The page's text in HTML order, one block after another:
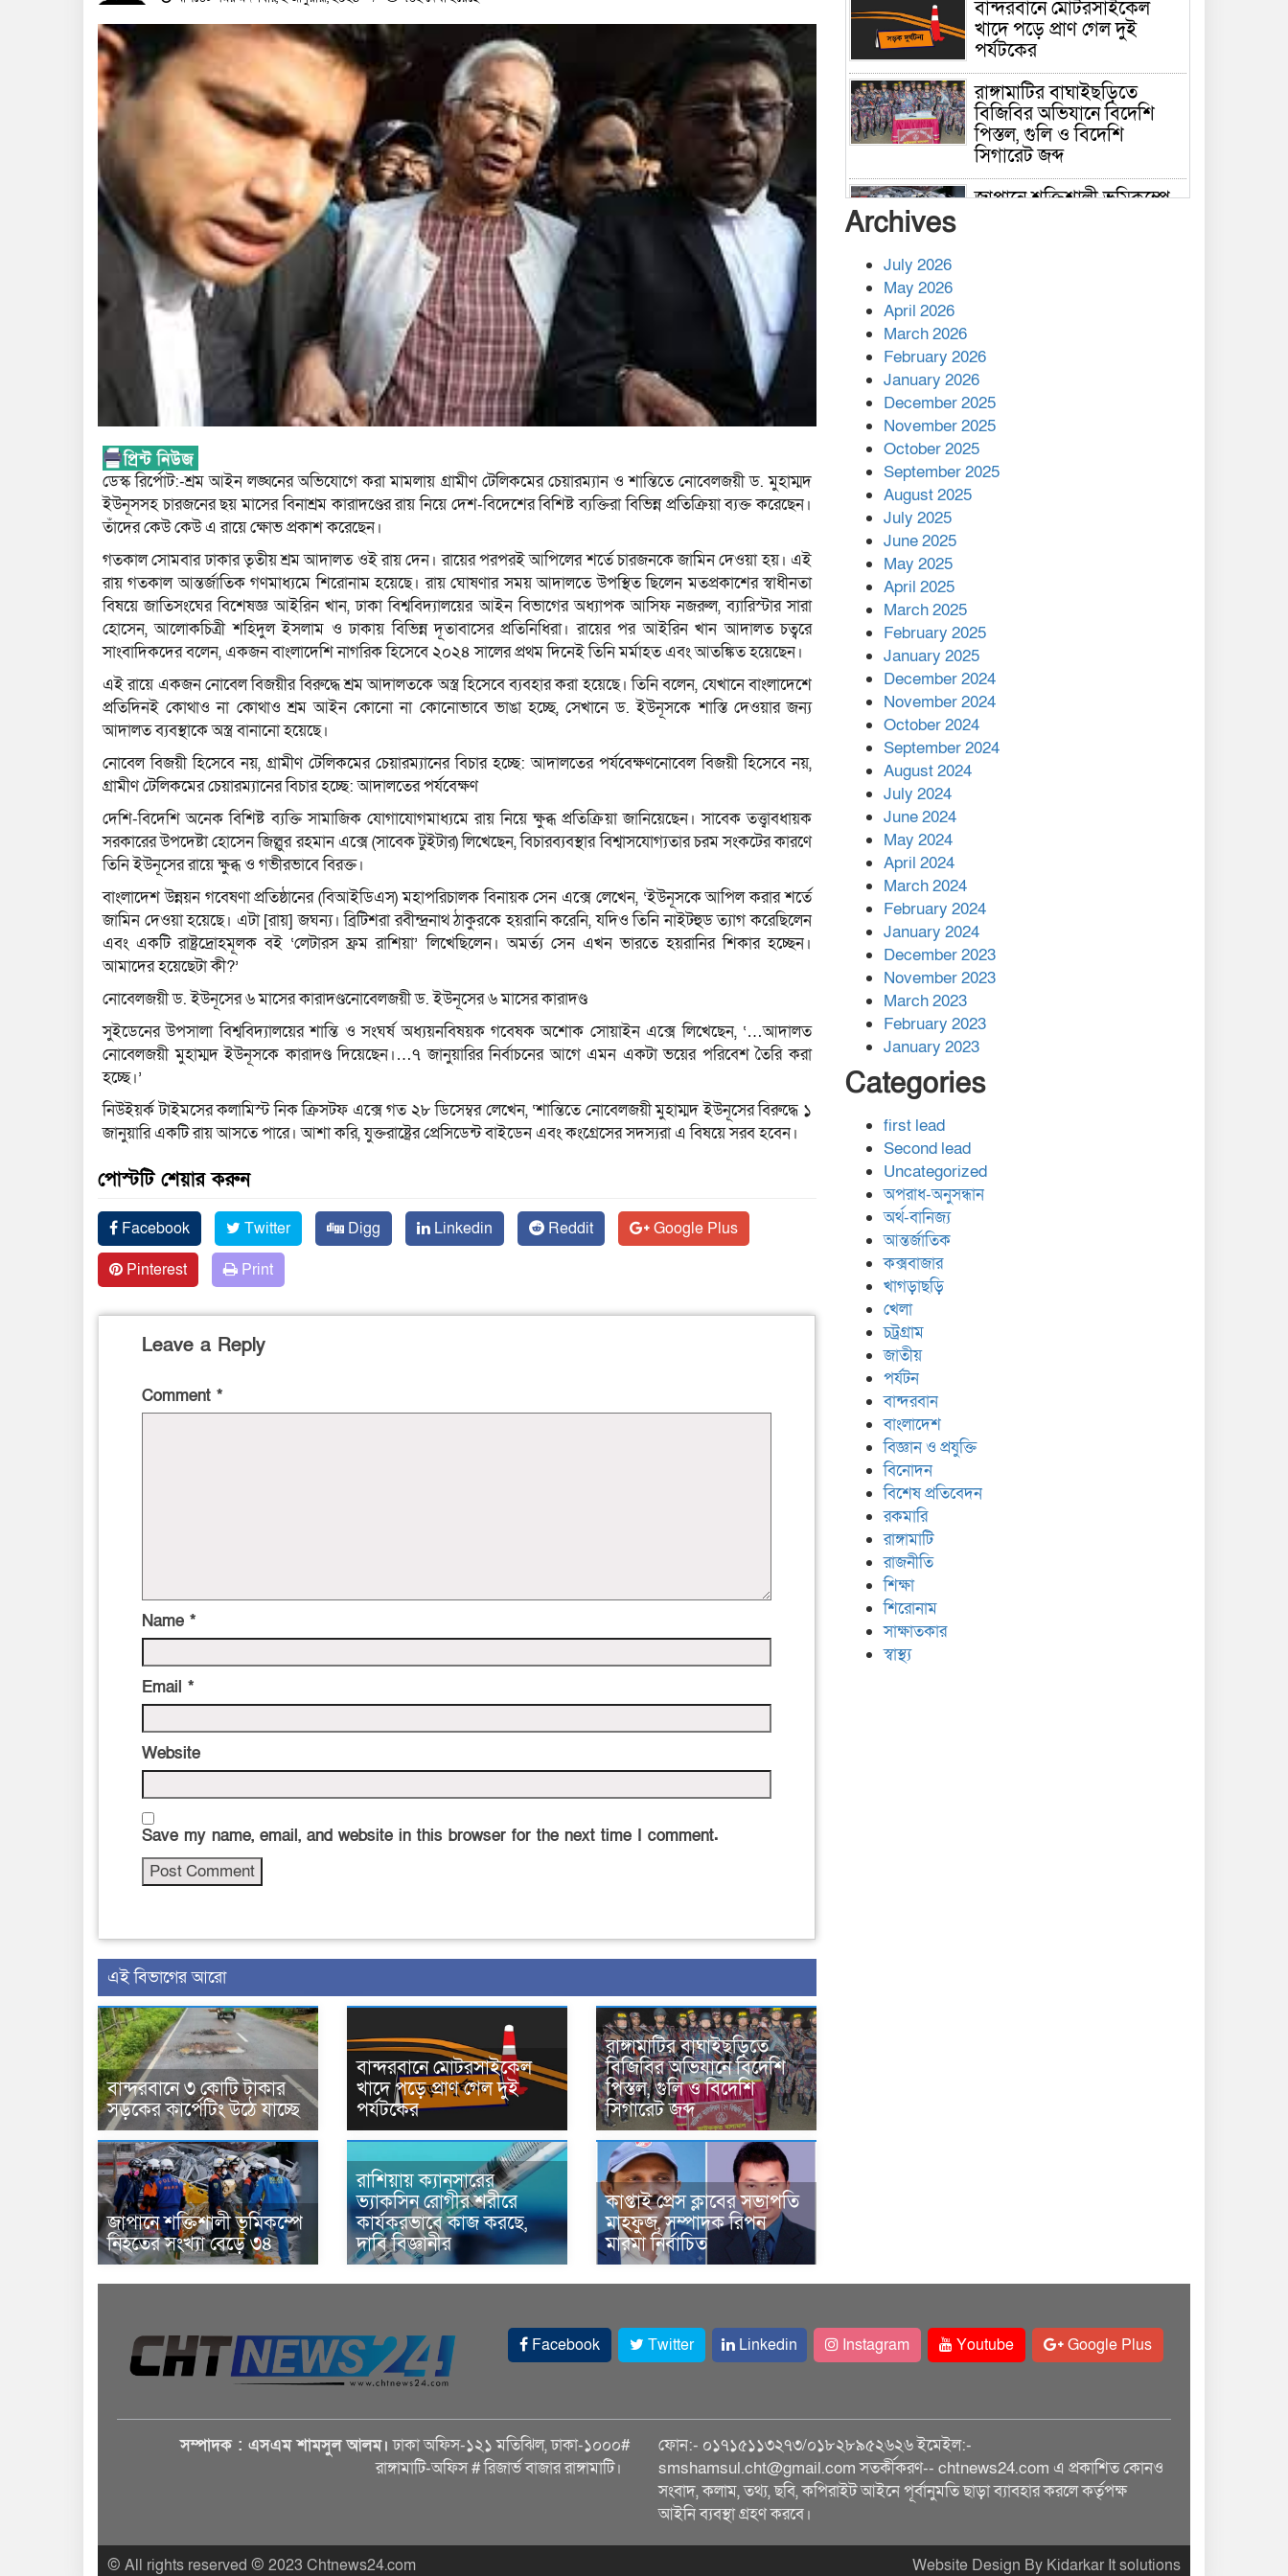
ডেস্ক রির্পোট:-শ্রম আইন লঙ্ঘনের অভিযোগে করা মামলায় গ্রামীণ টেলিকমের চেয়ারম্যান ও শান্তিতে নোবেলজয়ী ড. মুহাম্মদ
ইউনূসসহ চারজনের ছয় মাসের বিনাশ্রম কারাদণ্ডের রায় নিয়ে দেশ-বিদেশের বিশিষ্ট ব্যক্তিরা বিভিন্ন প্রতিক্রিয়া ব্যক্ত করেছেন।
তাঁদের কেউ কেউ এ রায়ে ক্ষোভ প্রকাশ করেছেন।
গতকাল সোমবার ঢাকার তৃতীয় শ্রম আদালত ওই রায় দেন। রায়ের পরপরই আপিলের শর্তে চারজনকে জামিন দেওয়া হয়। এই
রায় গতকাল আন্তর্জাতিক গণমাধ্যমে শিরোনাম হয়েছে। রায় ঘোষণার সময় আদালতে উপস্থিত ছিলেন মতপ্রকাশের স্বাধীনতা
বিষয়ে জাতিসংঘের বিশেষজ্ঞ আইরিন খান, ঢাকা বিশ্ববিদ্যালয়ের আইন বিভাগের অধ্যাপক আসিফ নজরুল, ব্যারিস্টার সারা
হোসেন, আলোকচিত্রী শহিদুল ইসলাম ও ঢাকায় বিভিন্ন দূতাবাসের প্রতিনিধিরা। রায়ের পর আইরিন খান আদালত চত্বরে
সাংবাদিকদের বলেন, একজন বাংলাদেশি নাগরিক হিসেবে ২০২৪ সালের প্রথম দিনেই তিনি মর্মাহত এবং আতঙ্কিত হয়েছেন।
এই রায়ে একজন নোবেল বিজয়ীর বিরুদ্ধে শ্রম আদালতকে অস্ত্র হিসেবে ব্যবহার করা হয়েছে। তিনি বলেন, যেখানে বাংলাদেশে
প্রতিদিনই কোথাও না কোথাও শ্রম আইন কোনো না কোনোভাবে ভাঙা হচ্ছে, সেখানে ড. ইউনূসকে শাস্তি দেওয়ার জন্য
আদালত ব্যবস্থাকে অস্ত্র বানানো হয়েছে।
নোবেল বিজয়ী হিসেবে নয়, গ্রামীণ টেলিকমের চেয়ারম্যানের বিচার হচ্ছে: আদালতের পর্যবেক্ষণনোবেল বিজয়ী হিসেবে নয়,
গ্রামীণ টেলিকমের চেয়ারম্যানের বিচার হচ্ছে: আদালতের পর্যবেক্ষণ
দেশি-বিদেশি অনেক বিশিষ্ট ব্যক্তি সামাজিক যোগাযোগমাধ্যমে রায় নিয়ে ক্ষুব্ধ প্রতিক্রিয়া জানিয়েছেন। সাবেক তত্ত্বাবধায়ক
সরকারের উপদেষ্টা হোসেন জিল্লুর রহমান এক্সে (সাবেক টুইটার) লিখেছেন, বিচারব্যবস্থার বিশ্বাসযোগ্যতার চরম সংকটের কারণে
তিনি ইউনূসের রায়ে ক্ষুব্ধ ও গভীরভাবে বিরক্ত।
বাংলাদেশ উন্নয়ন গবেষণা প্রতিষ্ঠানের (বিআইডিএস) মহাপরিচালক বিনায়ক সেন এক্সে লেখেন, ‘ইউনূসকে আপিল করার শর্তে
জামিন দেওয়া হয়েছে। এটা [রায়] জঘন্য। ব্রিটিশরা রবীন্দ্রনাথ ঠাকুরকে হয়রানি করেনি, যদিও তিনি নাইটহুড ত্যাগ করেছিলেন
এবং একটি রাষ্ট্রদ্রোহমূলক বই ‘লেটারস ফ্রম রাশিয়া’ লিখেছিলেন। অমর্ত্য সেন এখন ভারতে হয়রানির শিকার হচ্ছেন।
আমাদের হয়েছেটা কী?’
নোবেলজয়ী ড. ইউনূসের ৬ মাসের কারাদণ্ডনোবেলজয়ী ড. ইউনূসের ৬ মাসের কারাদণ্ড
সুইডেনের উপসালা বিশ্ববিদ্যালয়ের শান্তি ও সংঘর্ষ অধ্যয়নবিষয়ক গবেষক অশোক সোয়াইন এক্সে লিখেছেন, ‘…আদালত
নোবেলজয়ী মুহাম্মদ ইউনূসকে কারাদণ্ড দিয়েছেন।…৭ জানুয়ারির নির্বাচনের আগে এমন একটা ভয়ের পরিবেশ তৈরি করা
হচ্ছে।’
নিউইয়র্ক টাইমসের কলামিস্ট নিক ক্রিসটফ এক্সে গত ২৮ ডিসেম্বর লেখেন, ‘শান্তিতে নোবেলজয়ী মুহাম্মদ ইউনূসের বিরুদ্ধে ১
জানুয়ারি একটি রায় আসতে পারে। আশা করি, যুক্তরাষ্ট্রের প্রেসিডেন্ট বাইডেন এবং কংগ্রেসের সদস্যরা এ বিষয়ে সরব হবেন।
পোস্টটি শেয়ার করুন
Facebook Twitter Digg Linkedin Reddit
Google Plus
Pinterest
Print
Leave a Reply
Comment *
Name *
Email *
Website
Save my name, email, and website in this browser for the next time I comment.
এই বিভাগের আরো
বান্দরবানে ৩ কোটি টাকার
সড়কের কার্পেটিং উঠে যাচ্ছে
বান্দরবানে মোটরসাইকেল
খাদে পড়ে প্রাণ গেল দুই
পর্যটকের
রাঙ্গামাটির বাঘাইছড়িতে
বিজিবির অভিযানে বিদেশি
পিস্তল, গুলি ও বিদেশি
সিগারেট জব্দ
জাপানে শক্তিশালী ভূমিকম্পে
নিহতের সংখ্যা বেড়ে ৩৪
রাশিয়ায় ক্যানসারের
ভ্যাকসিন রোগীর শরীরে
কার্যকরভাবে কাজ করছে,
দাবি বিজ্ঞানীর
কাপ্তাই প্রেস ক্লাবের সভাপতি
মাহফুজ, সম্পাদক রিপন
মারমা নির্বাচিত
বান্দরবানে মোটরসাইকেল
খাদে পড়ে প্রাণ গেল দুই
পর্যটকের
রাঙ্গামাটির বাঘাইছড়িতে
বিজিবির অভিযানে বিদেশি
পিস্তল, গুলি ও বিদেশি
সিগারেট জব্দ
জাপানে শক্তিশালী ভূমিকম্পে
কাপ্তাই প্রেস ক্লাবের সভাপতি
মাহফুজ, সম্পাদক রিপন মারমা
নির্বাচিত
মালয়েশিয়ার প্রধানমন্ত্রীকে চিঠি
দেয়ার পর ফোন তারেক
রহমানের,গ্যাস সঙ্কট
মোকাবিলায় সহায়তার আশ্বাস
এক বিলিয়ন ডলার বিনিয়োগ
হবে আনোয়ারায়
বান্দরবানে বন্যায় ক্ষতিগ্রস্তদের
মাঝে সহায়তা দিলেন সাচিং প্রু
জেরী
Archives
July 2026
May 2026
April 2026
March 2026
February 2026
January 2026
December 2025
November 2025
October 2025
September 2025
August 2025
July 2025
June 2025
May 2025
April 2025
March 2025
February 2025
January 2025
December 2024
November 2024
October 2024
September 2024
August 2024
July 2024
June 2024
May 2024
April 2024
March 2024
February 2024
January 2024
December 2023
November 2023
March 2023
February 2023
January 2023
Categories
first lead
Second lead
Uncategorized
অপরাধ-অনুসন্ধান
অর্থ-বানিজ্য
আন্তর্জাতিক
কক্সবাজার
খাগড়াছড়ি
খেলা
চট্রগ্রাম
জাতীয়
পর্যটন
বান্দরবান
বাংলাদেশ
বিজ্ঞান ও প্রযুক্তি
বিনোদন
বিশেষ প্রতিবেদন
রকমারি
রাঙ্গামাটি
রাজনীতি
শিক্ষা
শিরোনাম
সাক্ষাতকার
স্বাস্থ্য
Facebook Twitter Linkedin Instagram Youtube Google Plus
সম্পাদক : এসএম শামসুল আলম। ঢাকা অফিস-১২১ মতিঝিল, ঢাকা-১০০০#
রাঙ্গামাটি-অফিস # রিজার্ভ বাজার রাঙ্গামাটি।
ফোন:- ০১৭১৫১১৩২৭৩/০১৮২৮৯৫২৬২৬ ইমেইল:-
smshamsul.cht@gmail.com সতর্কীকরণ-- chtnews24.com এ প্রকাশিত কোনও
সংবাদ, কলাম, তথ্য, ছবি, কপিরাইট আইনে পূর্বানুমতি ছাড়া ব্যাবহার করলে কর্তৃপক্ষ
আইনি ব্যবস্থা গ্রহণ করবে।
© All rights reserved © 2023 Chtnews24.com Website Design By Kidarkar It solutions